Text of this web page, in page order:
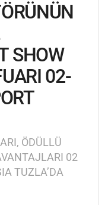
SHOW
02-
ÖDÜLLÜ
02
TUZLA’DA